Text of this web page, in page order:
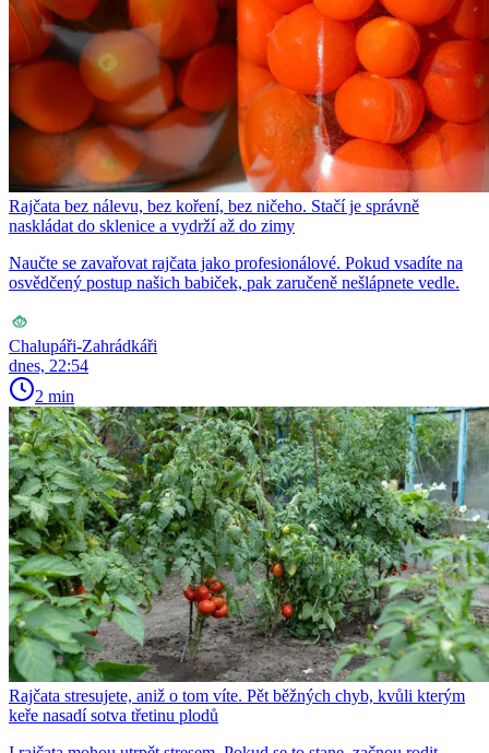
Rajčata bez nálevu, bez koření, bez ničeho. Stačí je správně
naskládat do sklenice a vydrží až do zimy
Naučte se zavařovat rajčata jako profesionálové. Pokud vsadíte na
osvědčený postup našich babiček, pak zaručeně nešlápnete vedle.
Chalupáři-Zahrádkáři
dnes, 22:54
2 min
Rajčata stresujete, aniž o tom víte. Pět běžných chyb, kvůli kterým
keře nasadí sotva třetinu plodů